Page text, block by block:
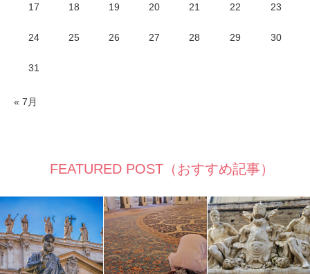
17 18 19 20 21 22 23
24 25 26 27 28 29 30
31
« 7月
FEATURED POST（おすすめ記事）